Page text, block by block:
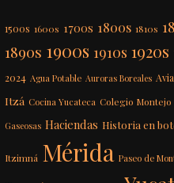
1500s 1600s 1700s 1800s 1810s
1890s 1900s 1910s 1920s
2024 Agua Potable Auroras Boreales
Itzá Cocina Yucateca Colegio Montejo
Gaseosas Haciendas Historia en
Itzimná Mérida Paseo de